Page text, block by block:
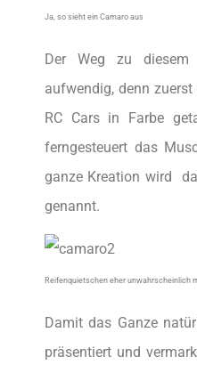
Ja, so sieht ein Camaro aus
Der Weg zu diesem
aufwendig, denn
RC Cars in Farbe
ferngesteuert das
ganze Kreation wird
genannt.
Reifenquietschen eher unwahrscheinlich
Damit das Ganze
präsentiert und